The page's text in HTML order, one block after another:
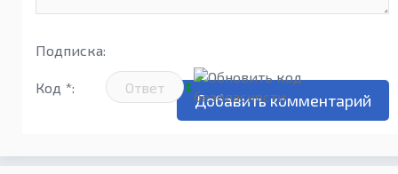
Подписка:
Код *: